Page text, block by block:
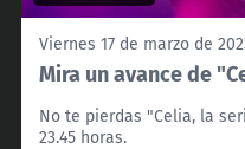
Viernes 17 de marzo de
Mira un avance de
No te pierdas "Celia, la
23.45 horas.